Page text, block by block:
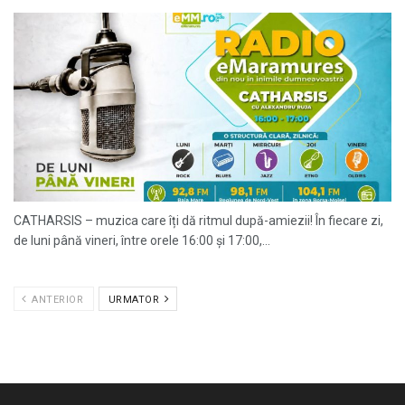
CATHARSIS – muzica care îți dă ritmul după-amiezii! În fiecare zi,
de luni până vineri, între orele 16:00 și 17:00,...
ANTERIOR URMATOR